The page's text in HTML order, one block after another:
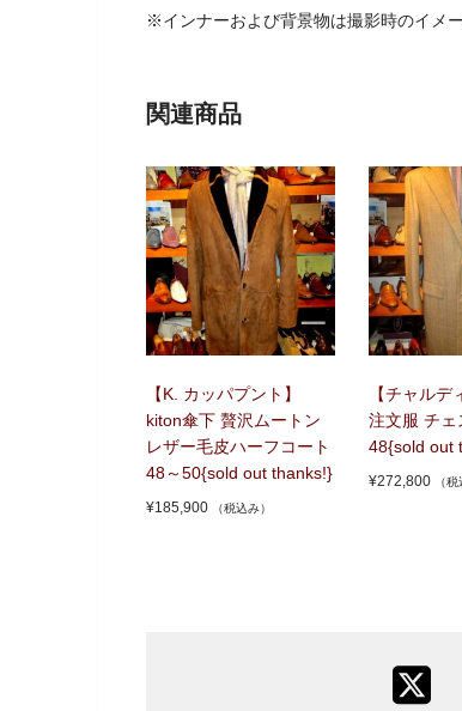
※インナーおよび背景物は撮影時のイメ
関連商品
【K. カッパプント】
kiton傘下 贅沢ムートン
レザー毛皮ハーフコート
48～50{sold out thanks!}
¥185,900 （税込み）
【チャルデ
注文服 チェ
48{sold out
¥272,800 （税